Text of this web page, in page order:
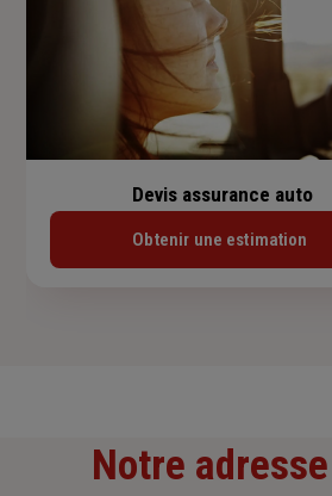
Devis assurance auto
Obtenir une estimation
Notre adresse